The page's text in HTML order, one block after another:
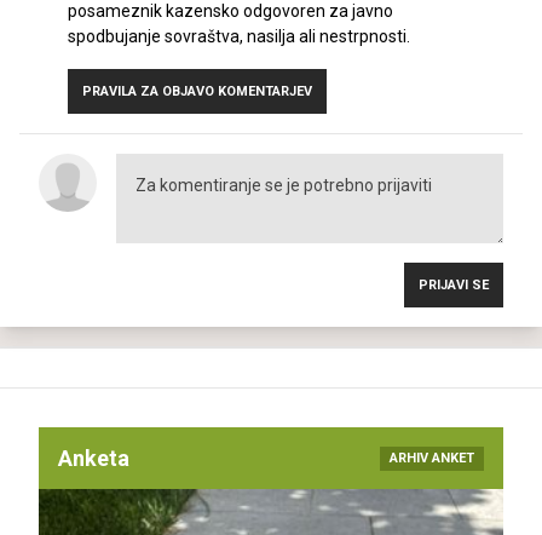
posameznik kazensko odgovoren za javno
spodbujanje sovraštva, nasilja ali nestrpnosti.
PRAVILA ZA OBJAVO KOMENTARJEV
PRIJAVI SE
Anketa ARHIV ANKET